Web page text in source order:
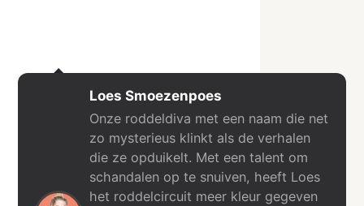
Loes Smoezenpoes
Onze roddeldiva met een naam die net
zo mysterieus klinkt als de verhalen
die ze opduikelt. Met een talent om
schandalen op te snuiven, heeft Loes
het roddelcircuit meer kleur gegeven